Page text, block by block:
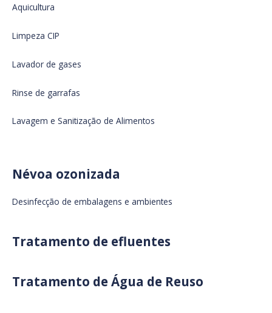
Aquicultura
Limpeza CIP
Lavador de gases
Rinse de garrafas
Lavagem e Sanitização de Alimentos
Névoa ozonizada
Desinfecção de embalagens e ambientes
Tratamento de efluentes
Tratamento de Água de Reuso